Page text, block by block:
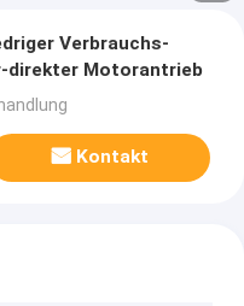
Verbrauchs-
direkter Motorantrieb
Kontakt